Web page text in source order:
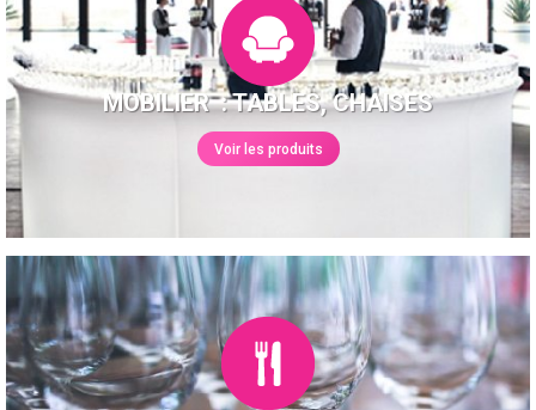
MOBILIER : TABLES, CHAISES
Voir les produits